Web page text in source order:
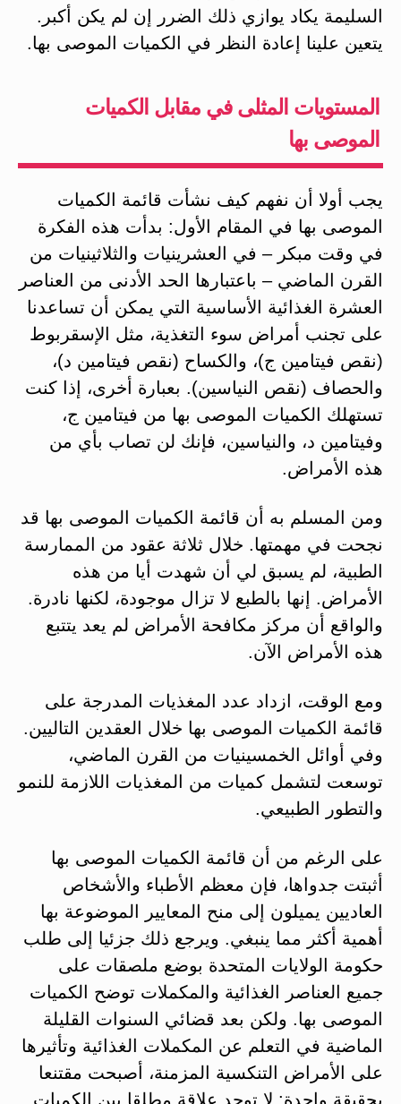
السليمة يكاد يوازي ذلك الضرر إن لم يكن أكبر.
يتعين علينا إعادة النظر في الكميات الموصى بها.
المستويات المثلى في مقابل الكميات
الموصى بها
يجب أولا أن نفهم كيف نشأت قائمة الكميات
الموصى بها في المقام الأول: بدأت هذه الفكرة
في وقت مبكر – في العشرينيات والثلاثينيات من
القرن الماضي – باعتبارها الحد الأدنى من العناصر
العشرة الغذائية الأساسية التي يمكن أن تساعدنا
على تجنب أمراض سوء التغذية، مثل الإسقربوط
(نقص فيتامين ج)، والكساح (نقص فيتامين د)،
والحصاف (نقص النياسين). بعبارة أخرى، إذا كنت
تستهلك الكميات الموصى بها من فيتامين ج،
وفيتامين د، والنياسين، فإنك لن تصاب بأي من
هذه الأمراض.
ومن المسلم به أن قائمة الكميات الموصى بها قد
نجحت في مهمتها. خلال ثلاثة عقود من الممارسة
الطبية، لم يسبق لي أن شهدت أيا من هذه
الأمراض. إنها بالطبع لا تزال موجودة، لكنها نادرة.
والواقع أن مركز مكافحة الأمراض لم يعد يتتبع
هذه الأمراض الآن.
ومع الوقت، ازداد عدد المغذيات المدرجة على
قائمة الكميات الموصى بها خلال العقدين التاليين.
وفي أوائل الخمسينيات من القرن الماضي،
توسعت لتشمل كميات من المغذيات اللازمة للنمو
والتطور الطبيعي.
على الرغم من أن قائمة الكميات الموصى بها
أثبتت جدواها، فإن معظم الأطباء والأشخاص
العاديين يميلون إلى منح المعايير الموضوعة بها
أهمية أكثر مما ينبغي. ويرجع ذلك جزئيا إلى طلب
حكومة الولايات المتحدة بوضع ملصقات على
جميع العناصر الغذائية والمكملات توضح الكميات
الموصى بها. ولكن بعد قضائي السنوات القليلة
الماضية في التعلم عن المكملات الغذائية وتأثيرها
على الأمراض التنكسية المزمنة، أصبحت مقتنعا
بحقيقة واحدة: لا توجد علاقة مطلقا بين الكميات